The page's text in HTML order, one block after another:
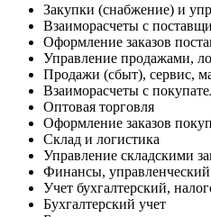
Закупки (снабжение) и
Взаиморасчеты с
Оформление заказов
Управление продажами,
Продажи (сбыт), сервис,
Взаиморасчеты с
Оптовая торговля
Оформление заказов
Склад и логистика
Управление складскими
Финансы, управленческий
Учет бухгалтерский,
Бухгалтерский учет